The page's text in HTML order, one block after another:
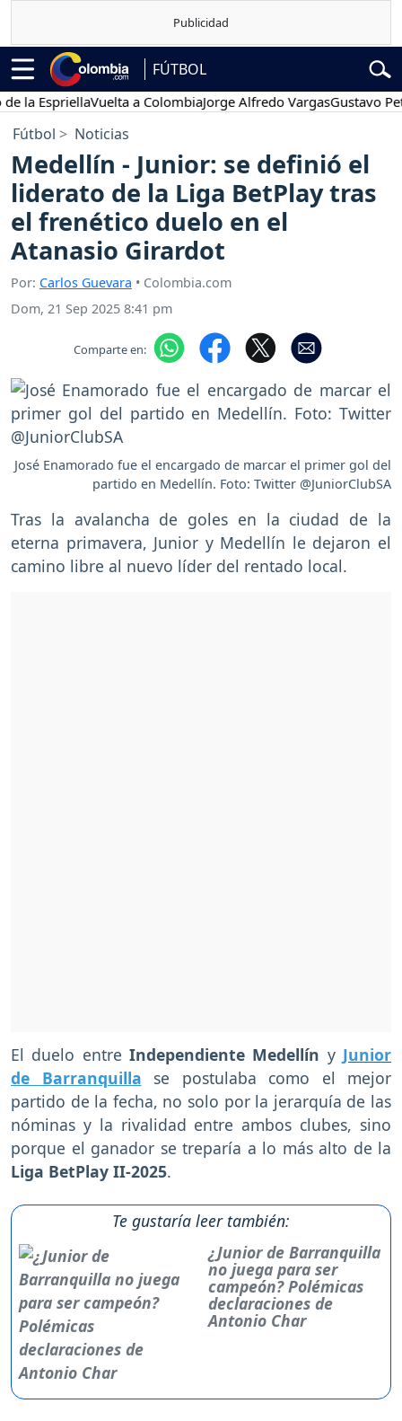
FÚTBOL
Vuelta a ColombiaJorge Alfredo VargasGustavo Petro
Fútbol Noticias
Medellín - Junior: se definió el
liderato de la Liga BetPlay tras
el frenético duelo en el
Atanasio Girardot
Por: Carlos Guevara • Colombia.com
Dom, 21 Sep 2025 8:41 pm
Comparte en:
José Enamorado fue el encargado de marcar el primer gol del
partido en Medellín. Foto: Twitter @JuniorClubSA
Tras la avalancha de goles en la ciudad de la
eterna primavera, Junior y Medellín le dejaron el
camino libre al nuevo líder del rentado local.
El duelo entre Independiente Medellín y Junior
de Barranquilla se postulaba como el mejor
partido de la fecha, no solo por la jerarquía de las
nóminas y la rivalidad entre ambos clubes, sino
porque el ganador se treparía a lo más alto de la
Liga BetPlay II-2025.
Te gustaría leer también:
¿Junior de Barranquilla
no juega para ser
campeón? Polémicas
declaraciones de
Antonio Char